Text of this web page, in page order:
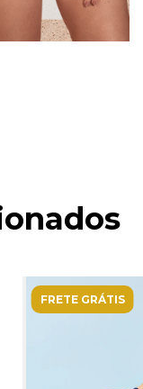
FRETE GRÁTIS